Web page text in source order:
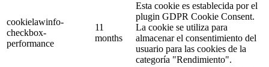
cookielawinfo-
checkbox-
performance
11
months
Esta cookie es establecida por el
plugin GDPR Cookie Consent.
La cookie se utiliza para
almacenar el consentimiento del
usuario para las cookies de la
categoría "Rendimiento".